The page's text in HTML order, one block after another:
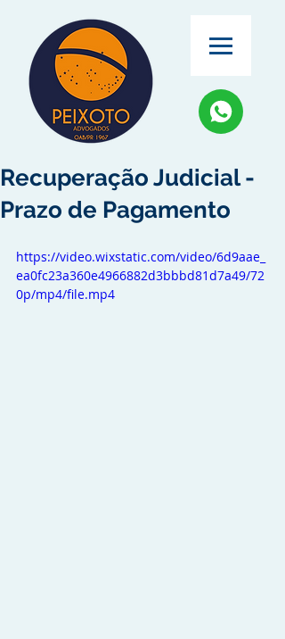
Recuperação Judicial -
Prazo de Pagamento
https://video.wixstatic.com/video/6d9aae_
ea0fc23a360e4966882d3bbbd81d7a49/72
0p/mp4/file.mp4